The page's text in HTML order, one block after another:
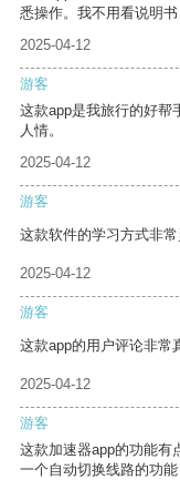
悉操作。我不用看说明书
2025-04-12
游客
这款app是我旅行的好帮
人情。
2025-04-12
游客
这款软件的学习方式非
2025-04-12
游客
这款app的用户评论非常
2025-04-12
游客
这款加速器app的功能有
一个自动切换线路的功